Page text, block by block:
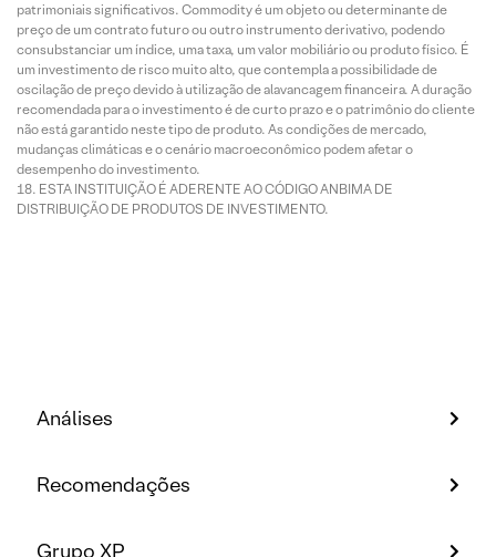
patrimoniais significativos. Commodity é um objeto ou determinante de
preço de um contrato futuro ou outro instrumento derivativo, podendo
consubstanciar um índice, uma taxa, um valor mobiliário ou produto físico. É
um investimento de risco muito alto, que contempla a possibilidade de
oscilação de preço devido à utilização de alavancagem financeira. A duração
recomendada para o investimento é de curto prazo e o patrimônio do cliente
não está garantido neste tipo de produto. As condições de mercado,
mudanças climáticas e o cenário macroeconômico podem afetar o
desempenho do investimento.
ESTA INSTITUIÇÃO É ADERENTE AO CÓDIGO ANBIMA DE
DISTRIBUIÇÃO DE PRODUTOS DE INVESTIMENTO.
Análises
Recomendações
Grupo XP